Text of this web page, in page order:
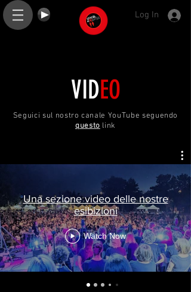
Log In
VIDEO
Seguici sul nostro canale YouTube seguendo
questo link
Una sezione video delle nostre
esibizioni
Watch Now